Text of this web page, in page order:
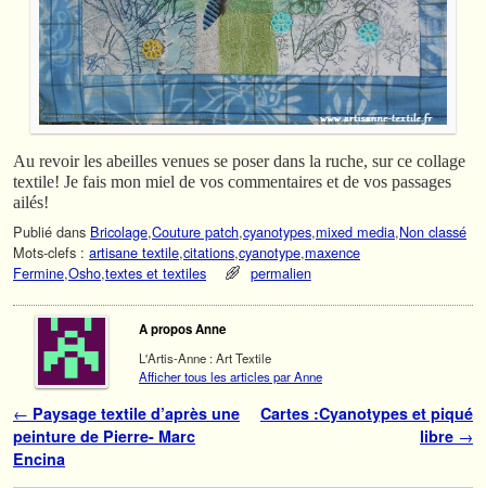
Au revoir les abeilles venues se poser dans la ruche, sur ce collage
textile! Je fais mon miel de vos commentaires et de vos passages
ailés!
Publié dans Bricolage,Couture patch,cyanotypes,mixed media,Non classé
Mots-clefs : artisane textile,citations,cyanotype,maxence
Fermine,Osho,textes et textiles permalien
A propos Anne
L'Artis-Anne : Art Textile
Afficher tous les articles par Anne
Navigation des articles
← Paysage textile d’après une
peinture de Pierre- Marc
Encina
Cartes :Cyanotypes et piqué
libre →